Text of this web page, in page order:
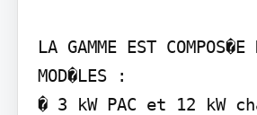
LA GAMME EST
MOD�LES :
� 3 kW PAC et 12 kW